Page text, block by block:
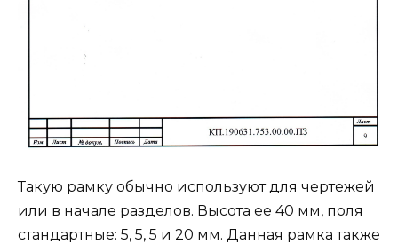
Такую рамку обычно используют для чертежей
или в начале разделов. Высота ее 40 мм, поля
стандартные: 5, 5, 5 и 20 мм. Данная рамка также